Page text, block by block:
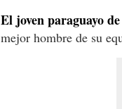
El joven paraguayo
mejor hombre de su